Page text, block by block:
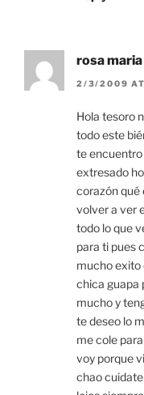
rosa maria
2/3/2009
Hola tesoro
todo este
te encuentro
extresado
corazón qué
volver a ver
todo lo que
para ti pues
mucho exito
chica guapa
mucho y
te deseo lo
me cole
voy porque
chao